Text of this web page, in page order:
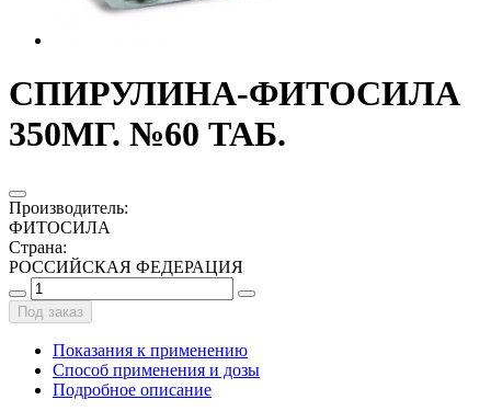
СПИРУЛИНА-ФИТОСИЛА
350МГ. №60 ТАБ.
Производитель:
ФИТОСИЛА
Страна:
РОССИЙСКАЯ ФЕДЕРАЦИЯ
Под заказ
Показания к применению
Способ применения и дозы
Подробное описание